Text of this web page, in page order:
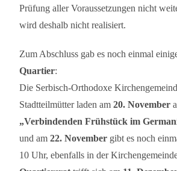
Prüfung aller Voraussetzungen nicht
wird deshalb nicht realisiert.
Zum Abschluss gab es noch einmal
Quartier:
Die Serbisch-Orthodoxe
Stadtteilmütter laden am20. November
„Verbindenden Frühstück im
und am22. November gibt es noch
10 Uhr, ebenfalls in der